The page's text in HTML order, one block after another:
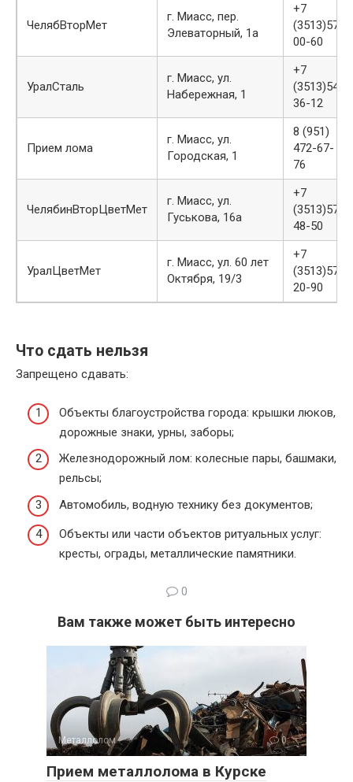
ЧелябВторМет
г. Миасс, пер.
Элеваторный, 1а
+7
(3513)57-
00-60
УралСталь
г. Миасс, ул.
Набережная, 1
+7
(3513)54-
36-12
Прием лома
г. Миасс, ул.
Городская, 1
8 (951)
472-67-
76
ЧелябинВторЦветМет
г. Миасс, ул.
Гуськова, 16а
+7
(3513)57-
48-50
УралЦветМет
г. Миасс, ул. 60 лет
Октября, 19/3
+7
(3513)57-
20-90
Что сдать нельзя
Запрещено сдавать:
Объекты благоустройства города: крышки люков,
дорожные знаки, урны, заборы;
Железнодорожный лом: колесные пары, башмаки,
рельсы;
Автомобиль, водную технику без документов;
Объекты или части объектов ритуальных услуг:
кресты, ограды, металлические памятники.
0
Вам также может быть интересно
Металлолом 0
Прием металлолома в Курске